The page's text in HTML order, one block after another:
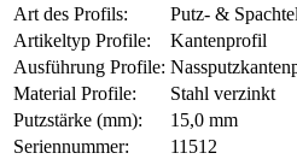
Art des Profils:
Putz- &
Artikeltyp Profile:
Kantenprofil
Ausführung Profile:
Material Profile:
Stahl verzinkt
Putzstärke (mm):
15,0 mm
Seriennummer:
11512